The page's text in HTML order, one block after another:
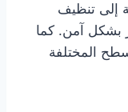
إلى تنظيف
بشكل آمن. كما
المختلفة